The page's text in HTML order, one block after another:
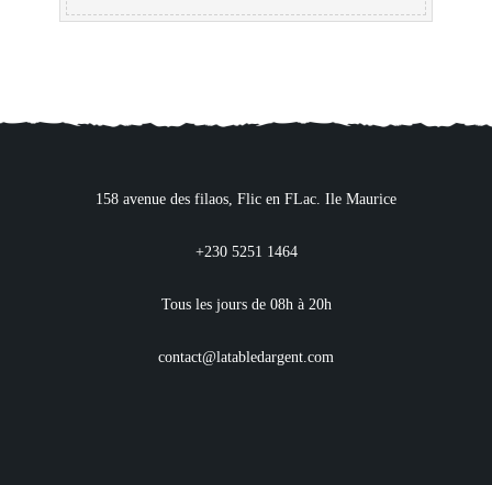
158 avenue des filaos, Flic en FLac. Ile Maurice
+230 5251 1464
Tous les jours de 08h à 20h
contact@latabledargent.com